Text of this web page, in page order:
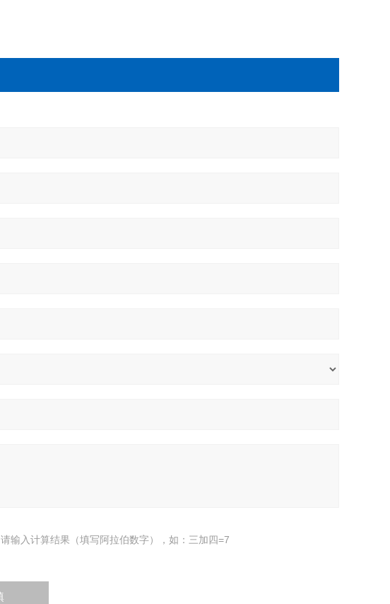
请输入计算结果（填写阿拉伯数字），如：三加四=7